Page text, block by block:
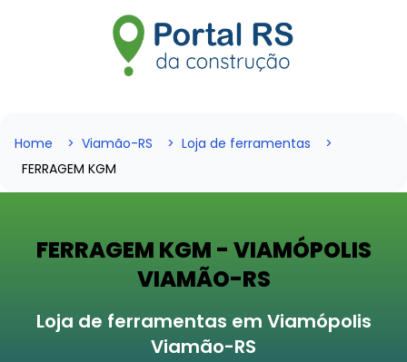
Home Viamão-RS
Loja de ferramentas
FERRAGEM KGM
FERRAGEM KGM - VIAMÓPOLIS
VIAMÃO-RS
Loja de ferramentas em Viamópolis
Viamão-RS